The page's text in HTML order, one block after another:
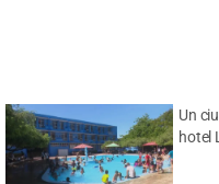
Un
hotel